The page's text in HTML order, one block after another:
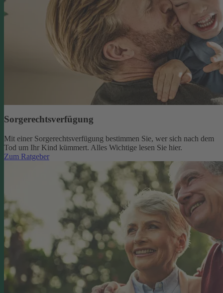
Sorgerechtsverfügung
Mit einer Sorgerechtsverfügung bestimmen Sie, wer sich nach dem
Tod um Ihr Kind kümmert. Alles Wichtige lesen Sie hier.
Zum Ratgeber